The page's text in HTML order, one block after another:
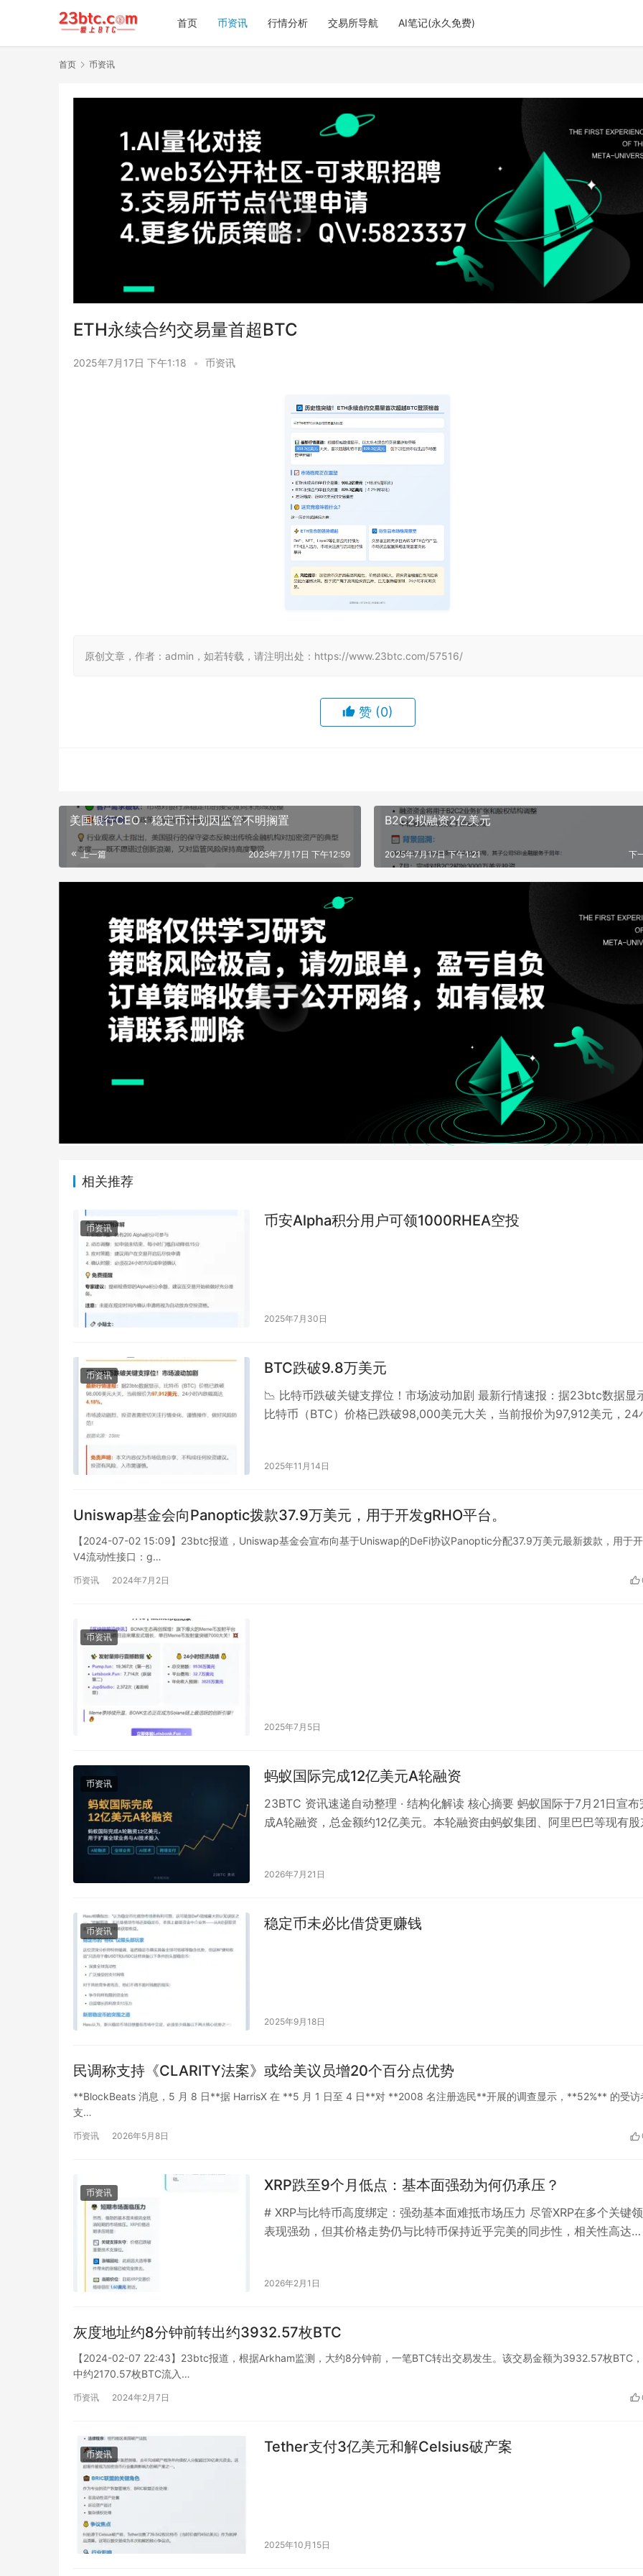
首页 币资讯 行情分析 交易所导航 AI笔记(永久免费)
首页 币资讯
ETH永续合约交易量首超BTC
2025年7月17日 下午1:18 • 币资讯
原创文章，作者：admin，如若转载，请注明出处：https://www.23btc.com/57516/
赞 (0)
美国银行CEO：稳定币计划因监管不明搁置
上一篇 2025年7月17日 下午12:59
B2C2拟融资2亿美元
下
2025年7月17日 下午1:21
相关推荐
币资讯 币安Alpha积分用户可领1000RHEA空投
2025年7月30日
币资讯 BTC跌破9.8万美元
📉 比特币跌破关键支撑位！市场波动加剧 最新行情速报：据23btc数据显
比特币（BTC）价格已跌破98,000美元大关，当前报价为97,912美元，24
2025年11月14日
Uniswap基金会向Panoptic拨款37.9万美元，用于开发gRHO平台。
【2024-07-02 15:09】23btc报道，Uniswap基金会宣布向基于Uniswap的DeFi协议Panoptic分配37.9万美元最新拨款，用于
V4流动性接口：g…
币资讯 2024年7月2日
币资讯
2025年7月5日
币资讯 蚂蚁国际完成12亿美元A轮融资
23BTC 资讯速递自动整理 · 结构化解读 核心摘要 蚂蚁国际于7月21日宣布
成A轮融资，总金额约12亿美元。本轮融资由蚂蚁集团、阿里巴巴等现有股
2026年7月21日
币资讯 稳定币未必比借贷更赚钱
2025年9月18日
民调称支持《CLARITY法案》或给美议员增20个百分点优势
**BlockBeats 消息，5 月 8 日**据 HarrisX 在 **5 月 1 日至 4 日**对 **2008 名注册选民**开展的调查显示，**52%** 的受访
支…
币资讯 2026年5月8日
币资讯 XRP跌至9个月低点：基本面强劲为何仍承压？
# XRP与比特币高度绑定：强劲基本面难抵市场压力 尽管XRP在多个关键
表现强劲，但其价格走势仍与比特币保持近乎完美的同步性，相关性高达
2026年2月1日
灰度地址约8分钟前转出约3932.57枚BTC
【2024-02-07 22:43】23btc报道，根据Arkham监测，大约8分钟前，一笔BTC转出交易发生。该交易金额为3932.57枚BTC
中约2170.57枚BTC流入…
币资讯 2024年2月7日
币资讯 Tether支付3亿美元和解Celsius破产案
2025年10月15日